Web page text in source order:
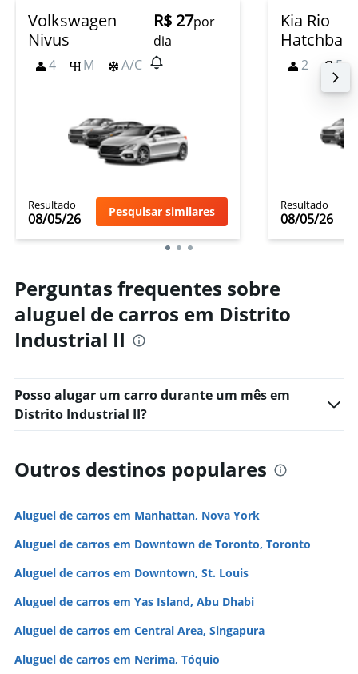
Volkswagen
Nivus
R$ 27por
dia
4
M A/C
Resultado
08/05/26 Pesquisar similares
Kia Rio
2 5
Resultado
08/05/26
Perguntas frequentes sobre
aluguel de carros em Distrito
Industrial II
Posso alugar um carro durante um mês em
Distrito Industrial II?
Outros destinos populares
Aluguel de carros em Manhattan, Nova York
Aluguel de carros em Downtown de Toronto, Toronto
Aluguel de carros em Downtown, St. Louis
Aluguel de carros em Yas Island, Abu Dhabi
Aluguel de carros em Central Area, Singapura
Aluguel de carros em Nerima, Tóquio